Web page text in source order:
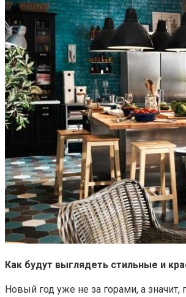
Как будут выглядеть стильные и
Новый год уже не за горами, а